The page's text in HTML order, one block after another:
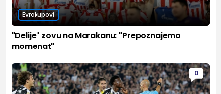
Evrokupovi
"Delije" zovu na Marakanu: "Prepoznajemo
momenat"
0